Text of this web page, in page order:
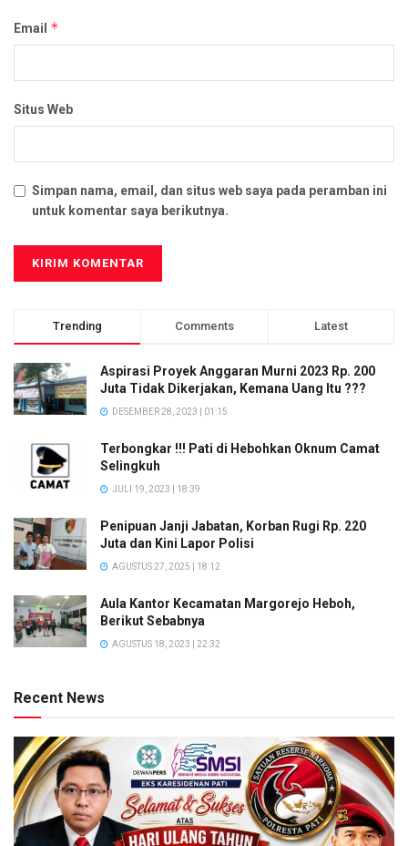
Email *
Situs Web
Simpan nama, email, dan situs web saya pada peramban ini
untuk komentar saya berikutnya.
Trending Comments Latest
Aspirasi Proyek Anggaran Murni 2023 Rp. 200
Juta Tidak Dikerjakan, Kemana Uang Itu ???
DESEMBER 28, 2023 | 01:15
Terbongkar !!! Pati di Hebohkan Oknum Camat
Selingkuh
JULI 19, 2023 | 18:39
Penipuan Janji Jabatan, Korban Rugi Rp. 220
Juta dan Kini Lapor Polisi
AGUSTUS 27, 2025 | 18:12
Aula Kantor Kecamatan Margorejo Heboh,
Berikut Sebabnya
AGUSTUS 18, 2023 | 22:32
Recent News